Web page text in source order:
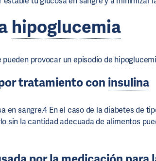
hipoglucemia
provocar un episodio de
tratamiento con insulina
en sangre.4 En el caso de la diabetes de
sin la cantidad adecuada de alimentos